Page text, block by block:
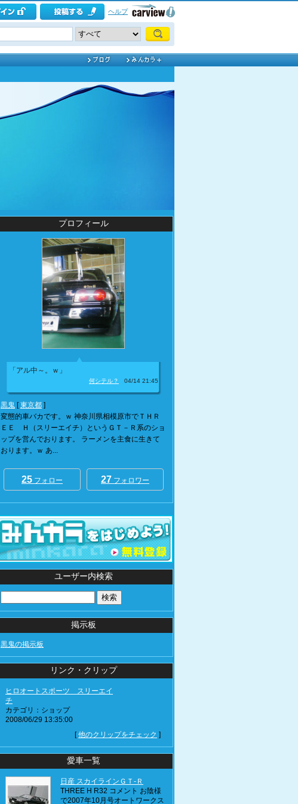
ヘルプ
プロフィール
「アル中～。ｗ」
何シテル？ 04/14 21:45
黒鬼 [東京都 ]
変態的車バカです。ｗ 神奈川県相模原市でＴＨＲ
ＥＥ Ｈ（スリーエイチ）というＧＴ－Ｒ系のショ
ップを営んでおります。 ラーメンを主食に生きて
おります。ｗ あ...
25 フォロー 27 フォロワー
ユーザー内検索
掲示板
黒鬼の掲示板
リンク・クリップ
ヒロオートスポーツ スリーエイ
チ
カテゴリ：ショップ
2008/06/29 13:35:00
[他のクリップをチェック ]
愛車一覧
日産 スカイラインＧＴ‐Ｒ
THREE H R32 コメント お陰様
で2007年10月号オートワークス